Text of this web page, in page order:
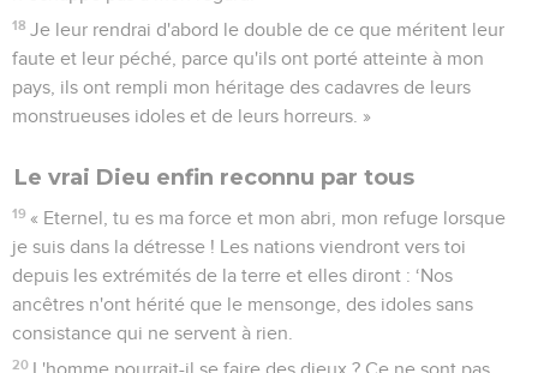
18 Je leur rendrai d'abord le double de ce que méritent leur
faute et leur péché, parce qu'ils ont porté atteinte à mon
pays, ils ont rempli mon héritage des cadavres de leurs
monstrueuses idoles et de leurs horreurs. »
Le vrai Dieu enfin reconnu par tous
19 « Eternel, tu es ma force et mon abri, mon refuge lorsque
je suis dans la détresse ! Les nations viendront vers toi
depuis les extrémités de la terre et elles diront : ‘Nos
ancêtres n'ont hérité que le mensonge, des idoles sans
consistance qui ne servent à rien.
20 L'homme pourrait-il se faire des dieux ? Ce ne sont pas